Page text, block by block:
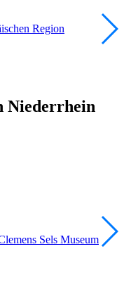
Region
Niederrhein
Sels Museum